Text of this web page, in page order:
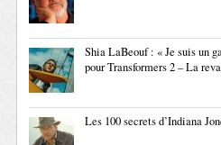
Shia LaBeouf : « Je suis un
pour Transformers 2 – La
Les 100 secrets d’Indiana